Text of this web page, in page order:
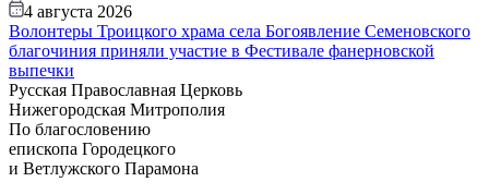
4 августа 2026
Волонтеры Троицкого храма села Богоявление Семеновского
благочиния приняли участие в Фестивале фанерновской
выпечки
Русская Православная Церковь
Нижегородская Митрополия
По благословению
епископа Городецкого
и Ветлужского Парамона